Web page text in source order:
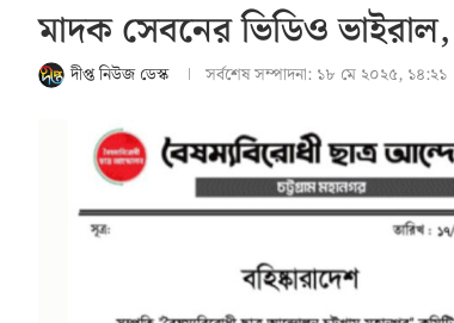
মাদক সেবনের ভিডিও ভাইরাল,
দীপ্ত নিউজ ডেস্ক সর্বশেষ সম্পাদনা: ১৮ মে ২০২৫, ১৪:২১